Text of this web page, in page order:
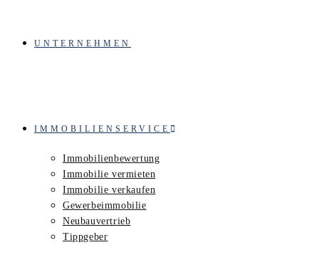
UNTERNEHMEN
IMMOBILIENSERVICE
Immobilienbewertung
Immobilie vermieten
Immobilie verkaufen
Gewerbeimmobilie
Neubauvertrieb
Tippgeber